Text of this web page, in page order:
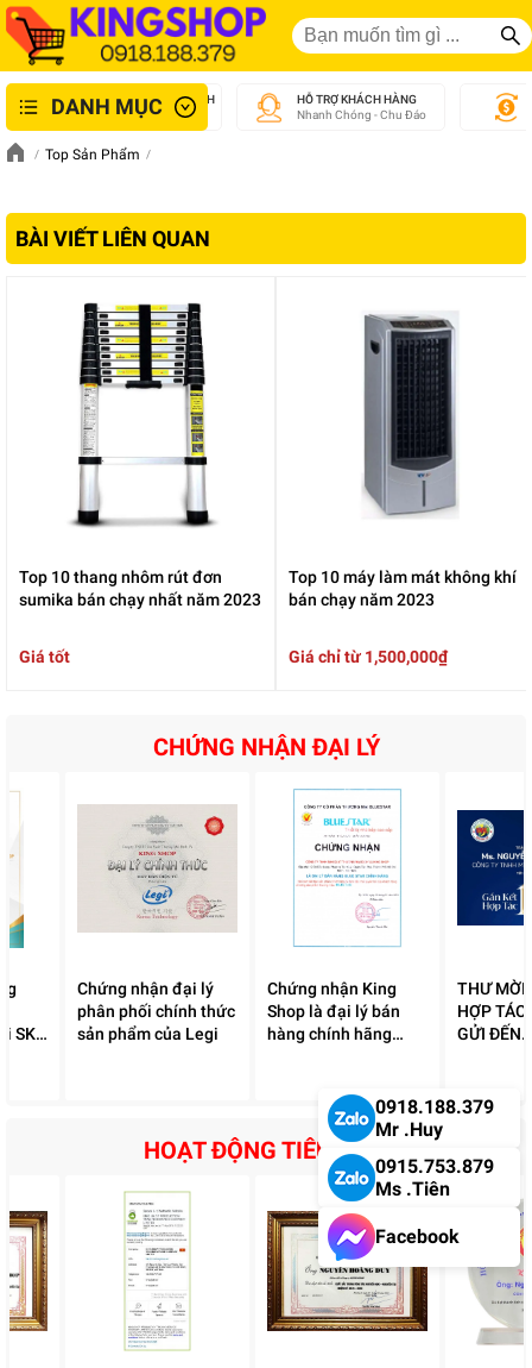
DANH MỤC
GIAO NHANH NỘI THÀNH
An Toàn - Tận Tâm
HỖ TRỢ KHÁCH HÀNG
Nhanh Chóng - Chu Đáo
Top Sản Phẩm
BÀI VIẾT LIÊN QUAN
Top 10 thang nhôm rút đơn
sumika bán chạy nhất năm 2023
Giá tốt
Top 10 máy làm mát không khí
bán chạy năm 2023
Giá chỉ từ 1,500,000₫
CHỨNG NHẬN ĐẠI LÝ
SKG
Chứng nhận đại lý
phân phối chính thức
sản phẩm của Legi
Chứng nhận King
Shop là đại lý bán
hàng chính hãng
THƯ MỜI
HỢP TÁC
GỬI ĐẾN
ĐẠI LÝ
HOẠT ĐỘNG TIÊU BIỂU
0918.188.379
Mr .Huy
0915.753.879
Ms .Tiên
Facebook